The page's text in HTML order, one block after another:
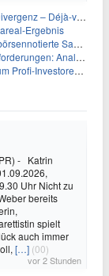
– Déjà-vu für BTC?
Ergebnis
Offensive in digitales Marketing
kurzfristigen Kursrückgang
– Stresstest statt Bärenmarkt
- Katrin
Uhr Nicht zu
bereits
spielt
auch immer
[…] (00)
vor 2 Stunden